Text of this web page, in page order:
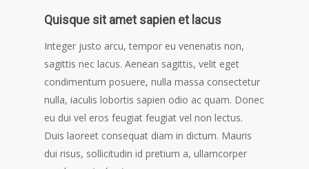
Quisque sit amet sapien et lacus
Integer justo arcu, tempor eu venenatis non,
sagittis nec lacus. Aenean sagittis, velit eget
condimentum posuere, nulla massa consectetur
nulla, iaculis lobortis sapien odio ac quam. Donec
eu dui vel eros feugiat feugiat vel non lectus.
Duis laoreet consequat diam in dictum. Mauris
dui risus, sollicitudin id pretium a, ullamcorper